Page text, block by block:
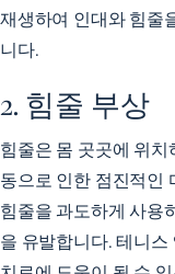
재생하여 인대와 힘줄
니다.
2. 힘줄 부상
힘줄은 몸 곳곳에 위
동으로 인한 점진적인
힘줄을 과도하게 사용
을 유발합니다. 테니